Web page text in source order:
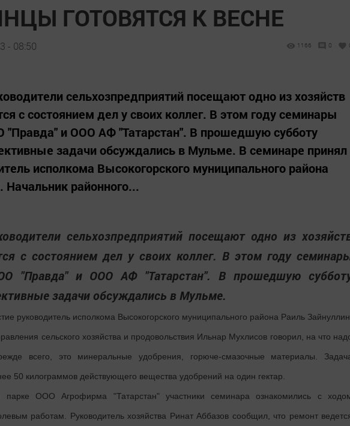
ГОТОВЯТСЯ К ВЕСНЕ
- 08:50 1166 0
сельхозпредприятий посещают одно из хозяйств
с состоянием дел у своих коллег. В этом году семинары
"Правда" и ООО АФ "Татарстан". В прошедшую субботу
задачи обсуждались в Мульме. В семинаре принял
исполкома Высокогорского муниципального района
Начальник районного...
сельхозпредприятий посещают одно из
с состоянием дел у своих коллег. В этом году
"Правда" и ООО АФ "Татарстан". В прошедшую
задачи обсуждались в Мульме.
руководитель исполкома Высокогорского муниципального района Раиль
сельского хозяйства и продовольствия Ильнар Мухлисов говорил, на что
всего, это минеральные удобрения, горюче-смазочные материалы.
50 килограммов действующего вещества удобрений на один гектар.
парке ООО Агрофирма "Татарстан" участники семинара ознакомились с
работам. Руководитель хозяйства Ринат Аббазов сообщил, что ремонт